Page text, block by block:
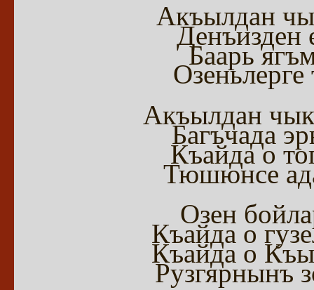
Акъылдан
Денъизден
Баарь
Акъылдан
Багъчада
Къайда о
Тюшюнсе
Озен
Къайда о
Къайда о
Рузгярнынъ